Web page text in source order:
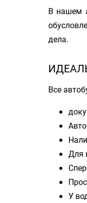
В нашем
дела.
Все
Для
У